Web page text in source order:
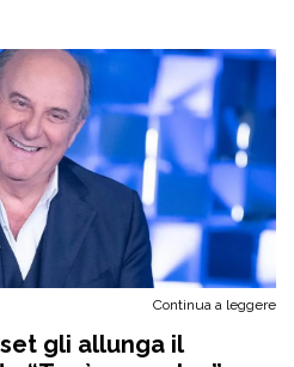
Continua a leggere
gli allunga il